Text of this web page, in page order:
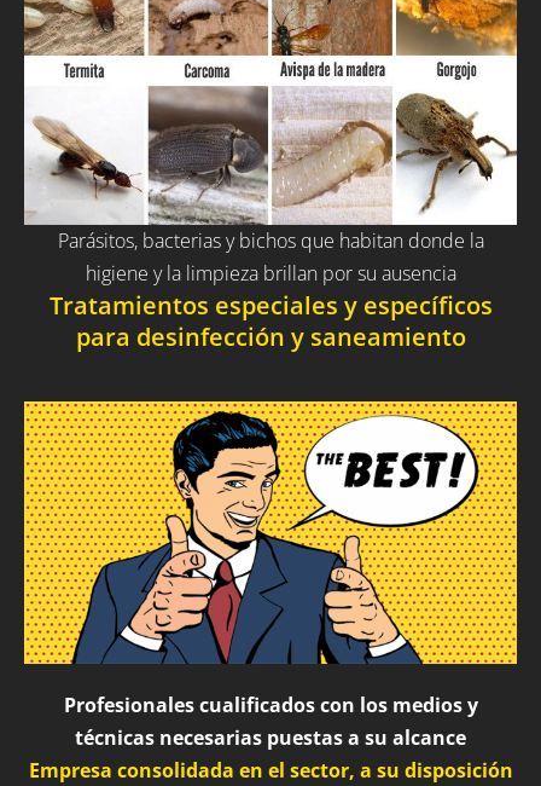
Parásitos, bacterias y bichos que habitan donde la
higiene y la limpieza brillan por su ausencia
Tratamientos especiales y específicos
para desinfección y saneamiento
Profesionales cualificados con los medios y
técnicas necesarias puestas a su alcance
Empresa consolidada en el sector, a su disposición